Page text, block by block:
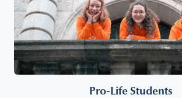
Pro-Life Students